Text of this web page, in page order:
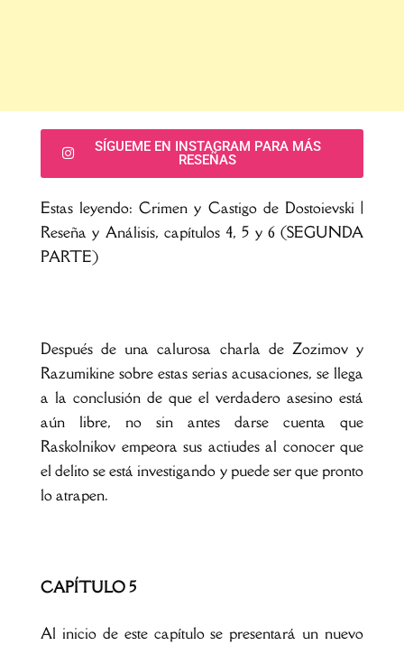
SÍGUEME EN INSTAGRAM PARA MÁS
RESEÑAS
Estas leyendo: Crimen y Castigo de Dostoievski |
Reseña y Análisis, capítulos 4, 5 y 6 (SEGUNDA
PARTE)
Después de una calurosa charla de Zozimov y
Razumikine sobre estas serias acusaciones, se llega
a la conclusión de que el verdadero asesino está
aún libre, no sin antes darse cuenta que
Raskolnikov empeora sus actiudes al conocer que
el delito se está investigando y puede ser que pronto
lo atrapen.
CAPÍTULO 5
Al inicio de este capítulo se presentará un nuevo